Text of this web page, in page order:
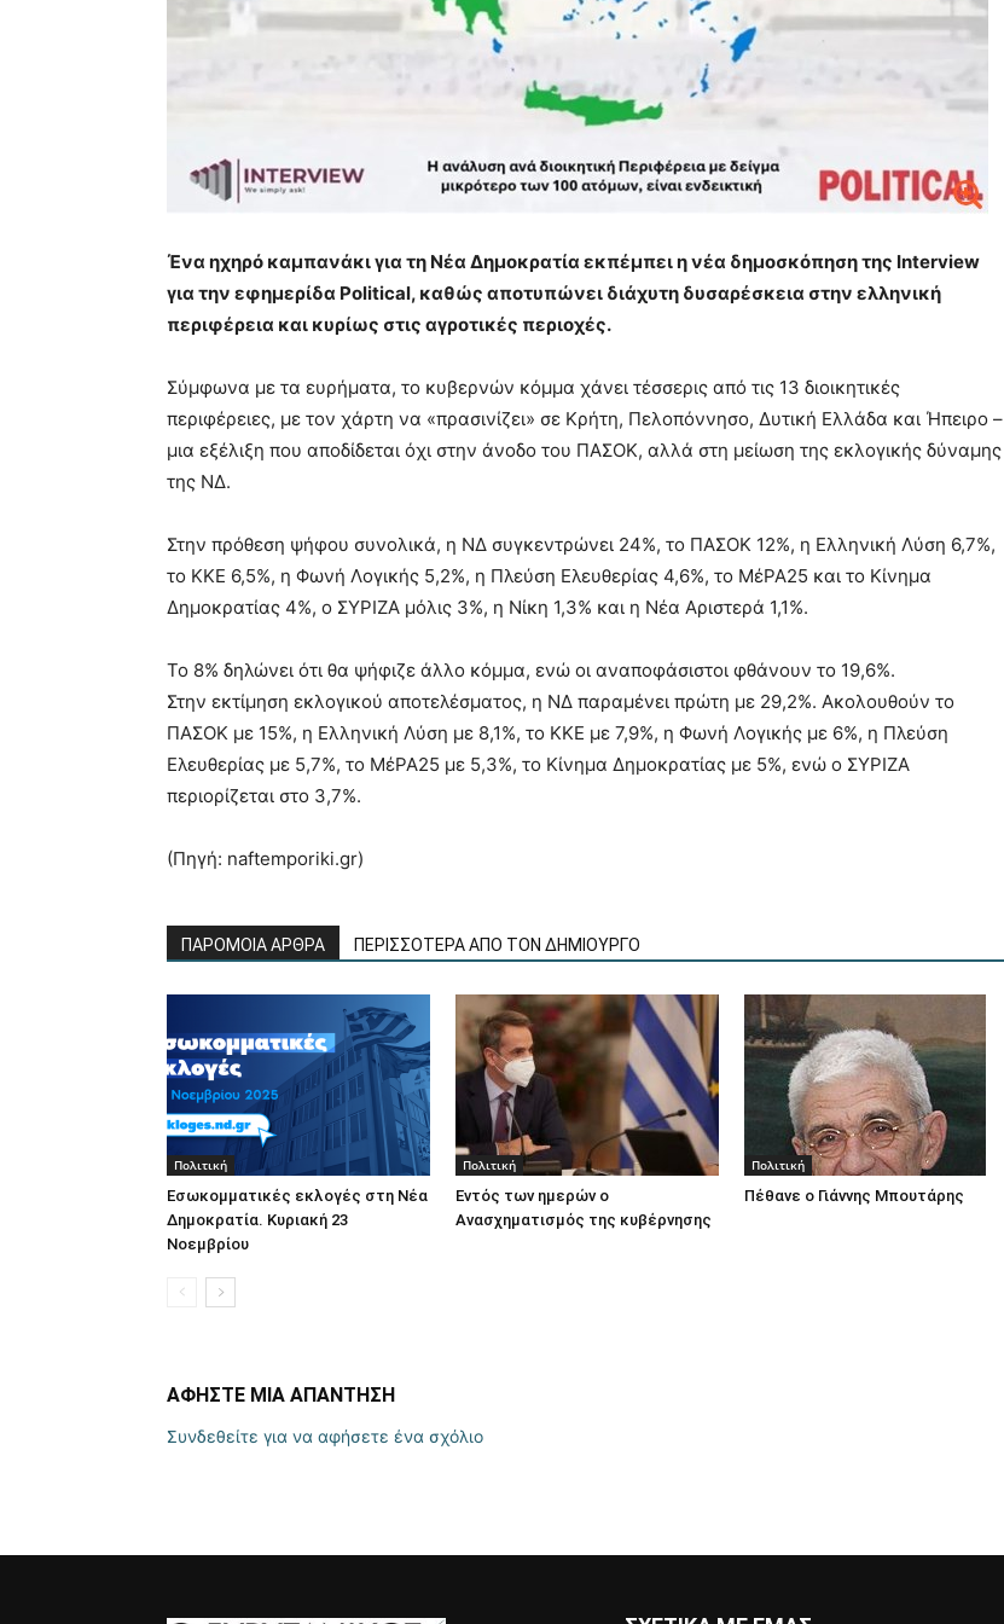
Ένα ηχηρό καμπανάκι για τη Νέα Δημοκρατία εκπέμπει η νέα δημοσκόπηση της Interview
για την εφημερίδα Political, καθώς αποτυπώνει διάχυτη δυσαρέσκεια στην ελληνική
περιφέρεια και κυρίως στις αγροτικές περιοχές.
Σύμφωνα με τα ευρήματα, το κυβερνών κόμμα χάνει τέσσερις από τις 13 διοικητικές
περιφέρειες, με τον χάρτη να «πρασινίζει» σε Κρήτη, Πελοπόννησο, Δυτική Ελλάδα και Ήπειρο –
μια εξέλιξη που αποδίδεται όχι στην άνοδο του ΠΑΣΟΚ, αλλά στη μείωση της εκλογικής δύναμης
της ΝΔ.
Στην πρόθεση ψήφου συνολικά, η ΝΔ συγκεντρώνει 24%, το ΠΑΣΟΚ 12%, η Ελληνική Λύση 6,7%,
το ΚΚΕ 6,5%, η Φωνή Λογικής 5,2%, η Πλεύση Ελευθερίας 4,6%, το ΜέΡΑ25 και το Κίνημα
Δημοκρατίας 4%, ο ΣΥΡΙΖΑ μόλις 3%, η Νίκη 1,3% και η Νέα Αριστερά 1,1%.
Το 8% δηλώνει ότι θα ψήφιζε άλλο κόμμα, ενώ οι αναποφάσιστοι φθάνουν το 19,6%.
Στην εκτίμηση εκλογικού αποτελέσματος, η ΝΔ παραμένει πρώτη με 29,2%. Ακολουθούν το
ΠΑΣΟΚ με 15%, η Ελληνική Λύση με 8,1%, το ΚΚΕ με 7,9%, η Φωνή Λογικής με 6%, η Πλεύση
Ελευθερίας με 5,7%, το ΜέΡΑ25 με 5,3%, το Κίνημα Δημοκρατίας με 5%, ενώ ο ΣΥΡΙΖΑ
περιορίζεται στο 3,7%.
(Πηγή: naftemporiki.gr)
ΠΑΡΟΜΟΙΑ ΑΡΘΡΑ ΠΕΡΙΣΣΟΤΕΡΑ ΑΠΟ ΤΟΝ ΔΗΜΙΟΥΡΓΟ
Πολιτική
Εσωκομματικές εκλογές στη Νέα
Δημοκρατία. Κυριακή 23
Νοεμβρίου
Πολιτική
Εντός των ημερών ο
Ανασχηματισμός της κυβέρνησης
Πολιτική
Πέθανε ο Γιάννης Μπουτάρης
ΑΦΗΣΤΕ ΜΙΑ ΑΠΑΝΤΗΣΗ
Συνδεθείτε για να αφήσετε ένα σχόλιο